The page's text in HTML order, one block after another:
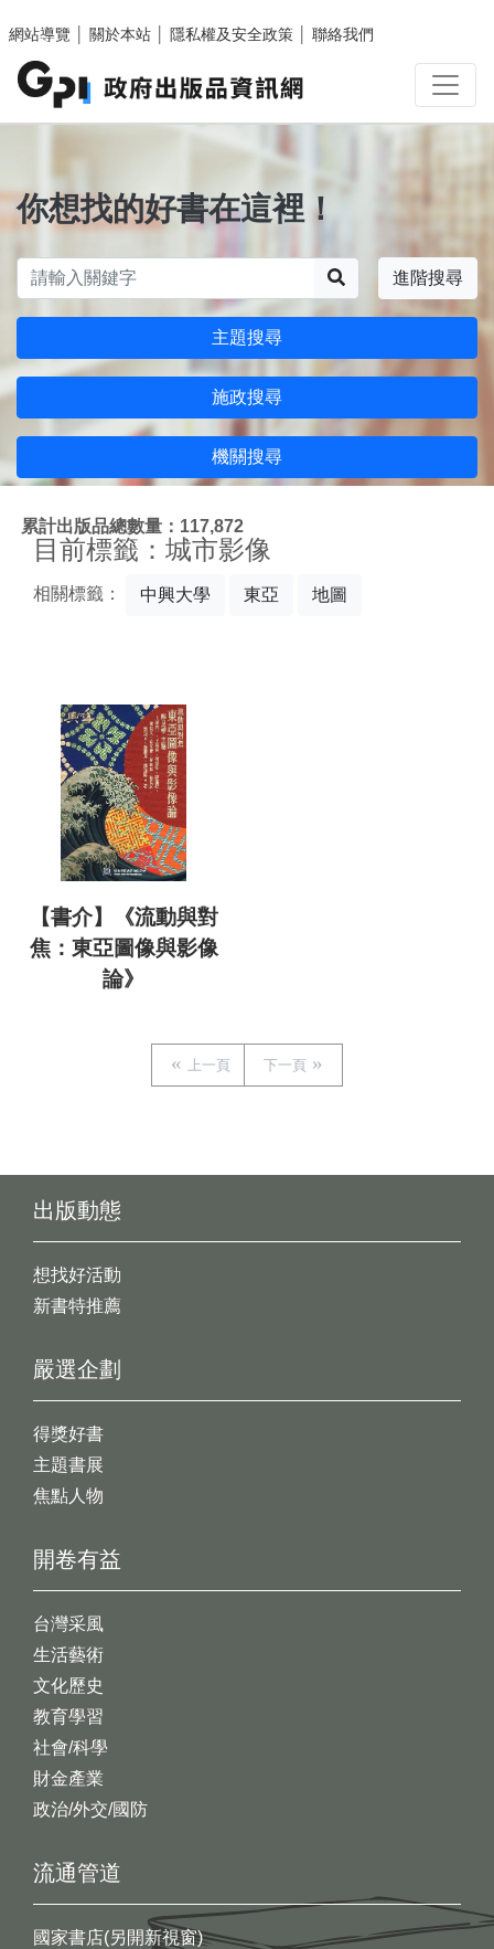
網站導覽
關於本站 隱私權及安全政策 聯絡我們
你想找的好書在這裡！
進階搜尋
主題搜尋
施政搜尋
機關搜尋
累計出版品總數量：117,872
目前標籤：城市影像
相關標籤： 中興大學 東亞 地圖
【書介】《流動與對
焦：東亞圖像與影像
論》
上一頁 下一頁
出版動態
想找好活動
新書特推薦
開卷有益
台灣采風
生活藝術
文化歷史
教育學習
社會/科學
財金產業
政治/外交/國防
嚴選企劃
得獎好書
主題書展
焦點人物
流通管道
國家書店(另開新視窗)